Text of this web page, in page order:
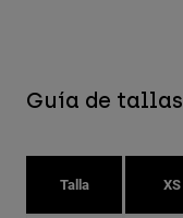
Guía de tallas
Talla XS